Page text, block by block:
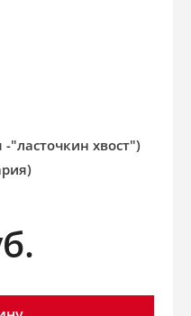
"ласточкин хвост")